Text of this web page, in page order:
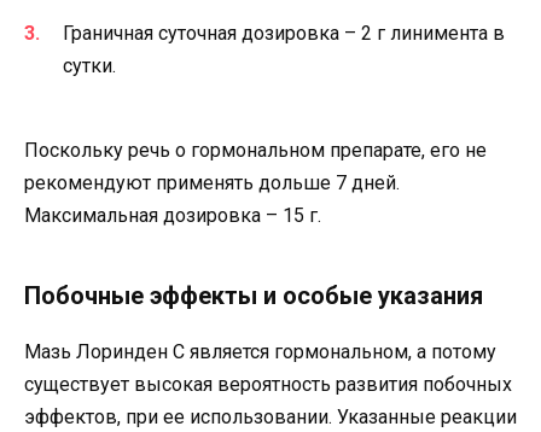
Граничная суточная дозировка – 2 г линимента в
сутки.
Поскольку речь о гормональном препарате, его не
рекомендуют применять дольше 7 дней.
Максимальная дозировка – 15 г.
Побочные эффекты и особые указания
Мазь Лоринден С является гормональном, а потому
существует высокая вероятность развития побочных
эффектов, при ее использовании. Указанные реакции